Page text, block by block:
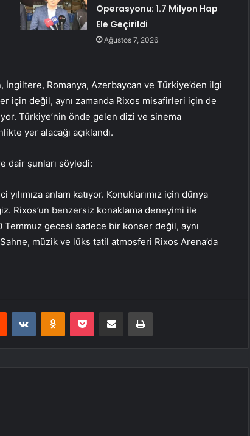
Operasyonu: 1.7 Milyon Hap
Ele Geçirildi
Ağustos 7, 2026
Romanya, Azerbaycan ve Türkiye’den ilgi
için değil, aynı zamanda Rixos misafirleri için de
Türkiye’nin önde gelen dizi ve sinema
yer alacağı açıklandı.
dair şunları söyledi:
anlam katıyor. Konuklarımız için dünya
Rixos’un benzersiz konaklama deneyimi ile
gecesi sadece bir konser değil, aynı
müzik ve lüks tatil atmosferi Rixos Arena’da
Reddit VKontakteOdnoklassniki
Pocket E-Posta ile paylaş Yazdır